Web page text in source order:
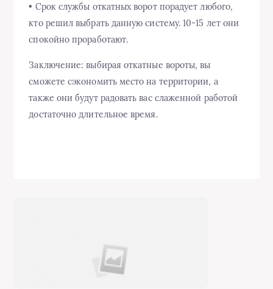
• Срок службы откатных ворот порадует любого,
кто решил выбрать данную систему. 10-15 лет они
спокойно проработают.
Заключение: выбирая откатные вороты, вы
сможете сэкономить место на территории, а
также они будут радовать вас слаженной работой
достаточно длительное время.